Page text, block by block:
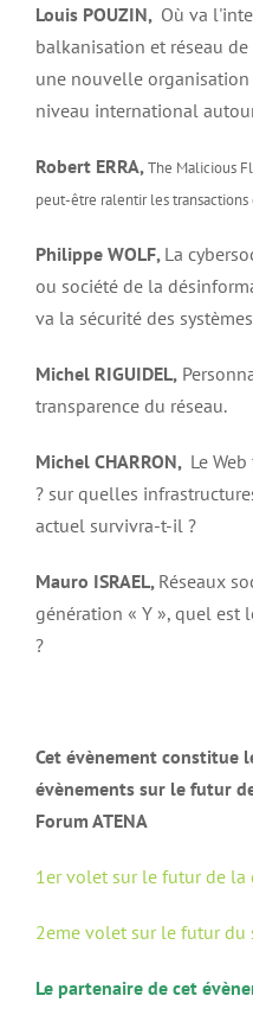
Louis POUZIN, Où va
balkanisation et réseau
une nouvelle organisation
niveau international
Robert ERRA,The Malicious
peut-être ralentir les
Philippe WOLF, La
ou société de la
va la sécurité des
Michel RIGUIDEL,
transparence du réseau.
Michel CHARRON, Le
? sur quelles
actuel survivra-t-il ?
Mauro ISRAEL, Réseaux
génération « Y », quel est
?
Cet évènement constitue
évènements sur le futur
Forum ATENA
1er volet sur le futur de
2eme volet sur le futur
Le partenaire de cet